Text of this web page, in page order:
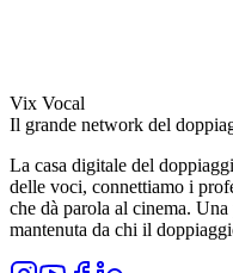
Vix Vocal
Il grande network del
La casa digitale del
delle voci, connettiamo i
che dà parola al cinema.
mantenuta da chi il